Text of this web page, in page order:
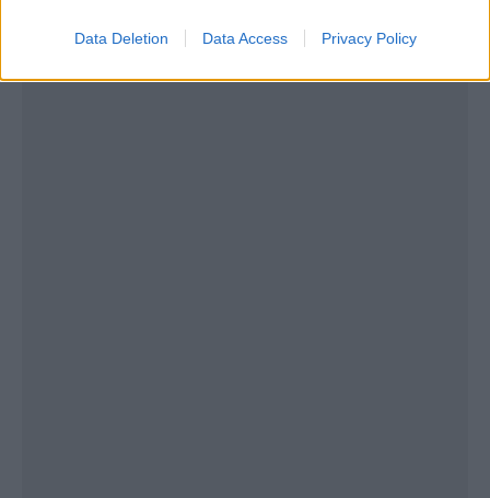
Data Deletion Data Access Privacy Policy